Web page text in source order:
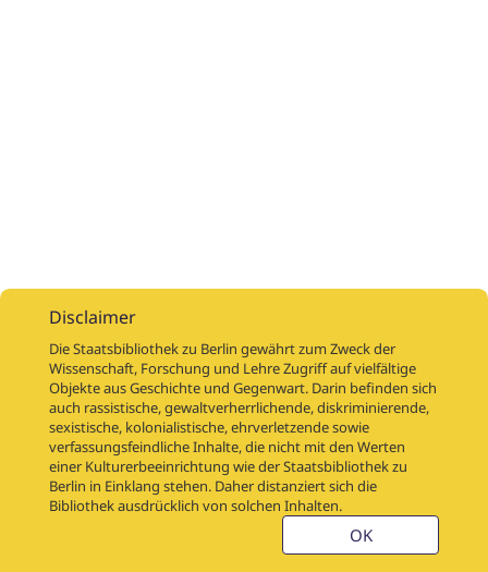
DigitalisierungsaufträgeÜberDigitalisierungsprojekteLinks
DigiworkflowWeitere digitalisierte Bestände
Kontakt
Nutzungsbedingungen
Startseite der SBB
Stabikat
Weitere Kataloge der SBB
Disclaimer
Die Staatsbibliothek zu Berlin gewährt zum Zweck der
Wissenschaft, Forschung und Lehre Zugriff auf vielfältige
Objekte aus Geschichte und Gegenwart. Darin befinden sich
auch rassistische, gewaltverherrlichende, diskriminierende,
sexistische, kolonialistische, ehrverletzende sowie
verfassungsfeindliche Inhalte, die nicht mit den Werten
einer Kulturerbeeinrichtung wie der Staatsbibliothek zu
Berlin in Einklang stehen. Daher distanziert sich die
Bibliothek ausdrücklich von solchen Inhalten.
OK